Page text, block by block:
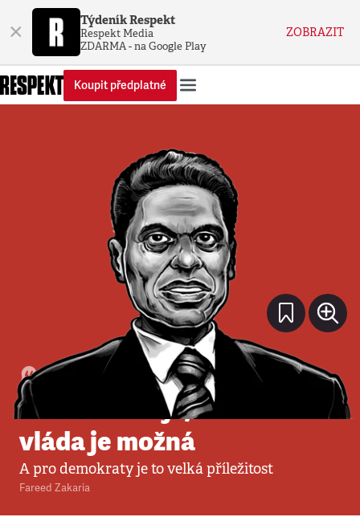
× Týdeník Respekt
Respekt Media
ZDARMA - na Google Play
ZOBRAZIT
Koupit předplatné
Komentář minut
Biden ukazuje, že středová
vláda je možná
A pro demokraty je to velká příležitost
Fareed Zakaria